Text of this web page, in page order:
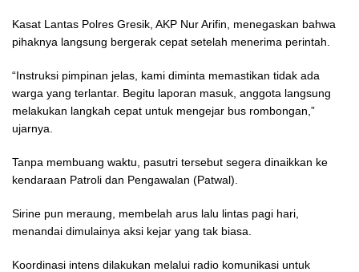
Kasat Lantas Polres Gresik, AKP Nur Arifin, menegaskan bahwa
pihaknya langsung bergerak cepat setelah menerima perintah.
“Instruksi pimpinan jelas, kami diminta memastikan tidak ada
warga yang terlantar. Begitu laporan masuk, anggota langsung
melakukan langkah cepat untuk mengejar bus rombongan,”
ujarnya.
Tanpa membuang waktu, pasutri tersebut segera dinaikkan ke
kendaraan Patroli dan Pengawalan (Patwal).
Sirine pun meraung, membelah arus lalu lintas pagi hari,
menandai dimulainya aksi kejar yang tak biasa.
Koordinasi intens dilakukan melalui radio komunikasi untuk